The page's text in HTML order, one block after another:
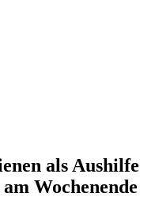
als Aushilfe
Wochenende